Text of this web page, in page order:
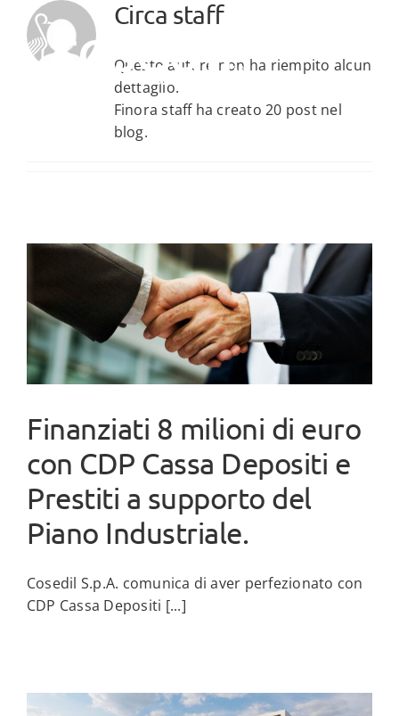
Salta
contenuto
Circa staff
Questo autore non ha riempito alcun
dettaglio.
Finora staff ha creato 20 post nel
blog.
Finanziati 8 milioni di euro
con CDP Cassa Depositi e
Prestiti a supporto del
Piano Industriale.
Cosedil S.p.A. comunica di aver perfezionato con
CDP Cassa Depositi [...]